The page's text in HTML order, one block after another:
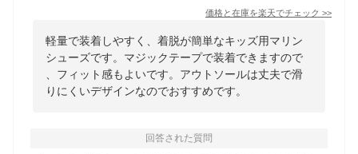
価格と在庫を楽天でチェック >>
軽量で装着しやすく、着脱が簡単なキッズ用マリン
シューズです。マジックテープで装着できますので
、フィット感もよいです。アウトソールは丈夫で滑
りにくいデザインなのでおすすめです。
回答された質問